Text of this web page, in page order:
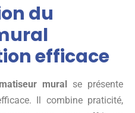
du
efficace
muralse présente
Il combine praticité,